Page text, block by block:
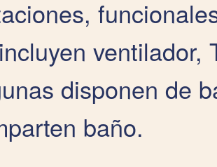
disponen de
baño.